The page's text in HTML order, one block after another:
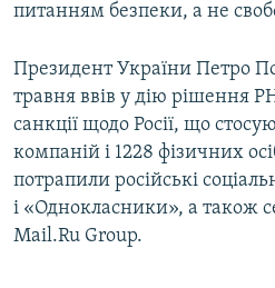
питанням безпеки, а не
Президент України Петро
травня ввів у дію рішення
санкції щодо Росії, що
компаній і 1228 фізичних
потрапили російські
і «Однокласники», а також
Mail.Ru Group.